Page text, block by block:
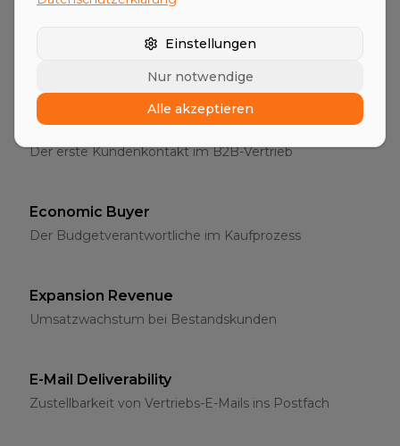
Die richtigen Ansprechpartner im B2B-Vertrieb
Erstgespräch
Der erste Kundenkontakt im B2B-Vertrieb
Economic Buyer
Der Budgetverantwortliche im Kaufprozess
Expansion Revenue
Umsatzwachstum bei Bestandskunden
E-Mail Deliverability
Zustellbarkeit von Vertriebs-E-Mails ins Postfach
Einstellungen
Nur notwendige
Alle akzeptieren